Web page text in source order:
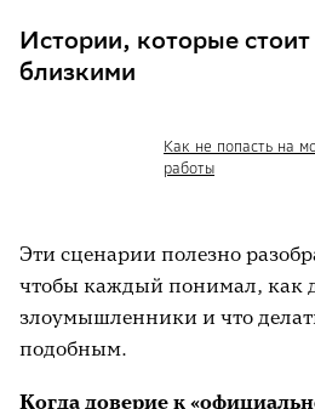
Истории, которые стоит
близкими
Как не попасть на
работы
Эти сценарии полезно
чтобы каждый понимал, как
злоумышленники и что
подобным.
Когда доверие к